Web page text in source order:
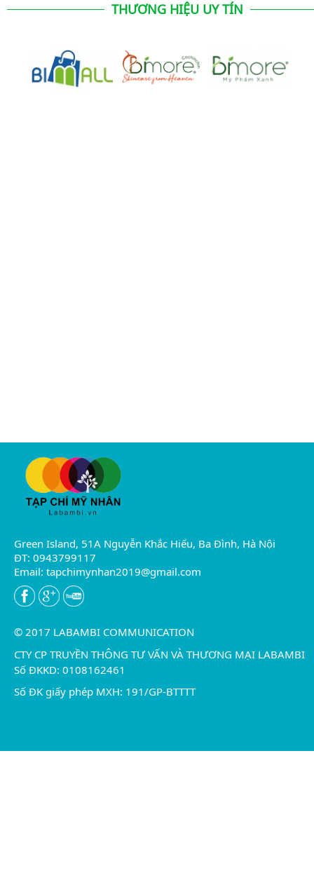
THƯƠNG HIỆU UY TÍN
Green Island, 51A Nguyễn Khắc Hiếu, Ba Đình, Hà Nội
ĐT: 0943799117
Email: tapchimynhan2019@gmail.com
© 2017 LABAMBI COMMUNICATION
CTY CP TRUYỀN THÔNG TƯ VẤN VÀ THƯƠNG MẠI LABAMBI
Số ĐKKD: 0108162461
Số ĐK giấy phép MXH: 191/GP-BTTTT